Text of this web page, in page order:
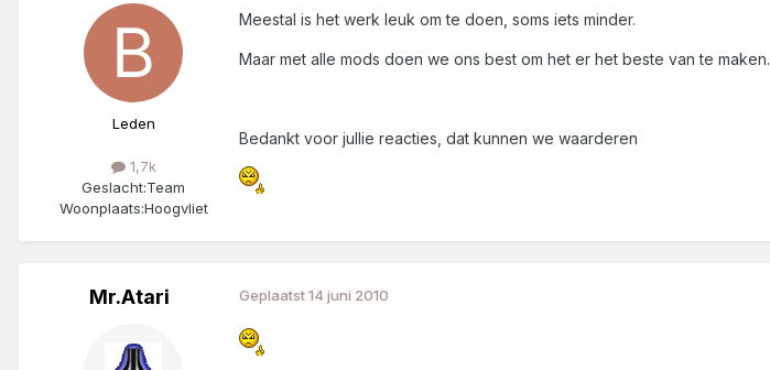
Leden
1,7k
Geslacht:Team
Woonplaats:Hoogvliet
Meestal is het werk leuk om te doen, soms iets minder.
Maar met alle mods doen we ons best om het er het beste van te maken.
Bedankt voor jullie reacties, dat kunnen we waarderen
Mr.Atari Geplaatst14 juni 2010